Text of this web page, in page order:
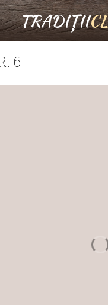
TRADIȚII
6